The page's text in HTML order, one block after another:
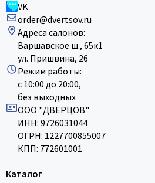
VK
order@dvertsov.ru
Адреса салонов:
Варшавское ш., 65к1
ул. Пришвина, 26
Режим работы:
с 10:00 до 20:00,
без выходных
ООО "ДВЕРЦОВ"
ИНН: 9726031044
ОГРН: 1227700855007
КПП: 772601001
Каталог